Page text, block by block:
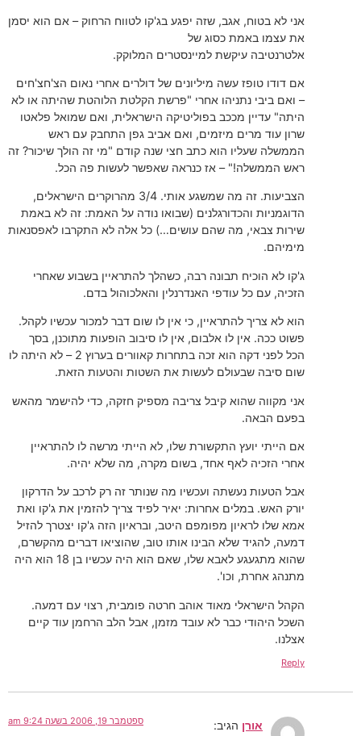
אני לא בטוח, אגב, שזה יפגע בג'קו לטווח הרחוק – אם הוא יסמן
את עצמו באמת כסוג של
אלטרנטיבה עיקשת למיינסטרים המלוקק.
אם דודו טופז עשה מיליונים של דולרים אחרי נאום הצ'חצ'חים
– ואם ביבי נתניהו אחרי "פרשת הקלטת הלוהטת שהיתה או לא
היתה" עדיין מככב בפוליטיקה הישראלית, ואם שמואל פלאטו
שרון עוד מרים מיזמים, ואם אביב גפן התחבק עם ראש
הממשלה שעליו הוא כתב חצי שנה קודם "מי זה הולך שיכור? זה
ראש הממשלה!" – אז כנראה שאפשר לעשות פה הכל.
הצביעות. זה מה שמשגע אותי. 3/4 מהרוקרים הישראלים,
הדוגמניות והכדורגלנים (שבואו נודה על האמת: זה לא באמת
שירות צבאי, מה שהם עושים…) כל אלה לא התקרבו לאפסנאות
מימיהם.
ג'קו לא הוכיח תבונה רבה, כשהלך להתראיין בשבוע שאחרי
הזכיה, עם כל עודפי האנדרנלין והאלכוהול בדם.
הוא לא צריך להתראיין, כי אין לו שום דבר למכור עכשיו לקהל.
פשוט ככה. אין לו אלבום, אין לו סיבוב הופעות מתוכנן, בסך
הכל לפני דקה הוא זכה בתחרות קאוורים בערוץ 2 – לא היתה לו
שום סיבה שבעולם לעשות את השטות והטעות הזאת.
אני מקווה שהוא קיבל צריבה מספיק חזקה, כדי להישמר מהאש
בפעם הבאה.
אם הייתי יועץ התקשורת שלו, לא הייתי מרשה לו להתראיין
אחרי הזכיה לאף אחד, בשום מקרה, מה שלא יהיה.
אבל הטעות נעשתה ועכשיו מה שנותר זה רק לרכב על הדרקון
יורק האש. במלים אחרות: יאיר לפיד צריך להזמין את ג'קו ואת
אמא שלו לראיון מפומפם היטב, ובראיון הזה ג'קו יצטרך להזיל
דמעה, להגיד שלא הבינו אותו טוב, שהוציאו דברים מהקשרם,
שהוא מתגעגע לאבא שלו, שאם הוא היה עכשיו בן 18 הוא היה
מתנהג אחרת, וכו'.
הקהל הישראלי מאוד אוהב חרטה פומבית, רצוי עם דמעה.
השכל היהודי כבר לא עובד מזמן, אבל הלב הרחמן עוד קיים
אצלנו.
Reply
אורן הגיב: ספטמבר 19, 2006 בשעה 9:24 am